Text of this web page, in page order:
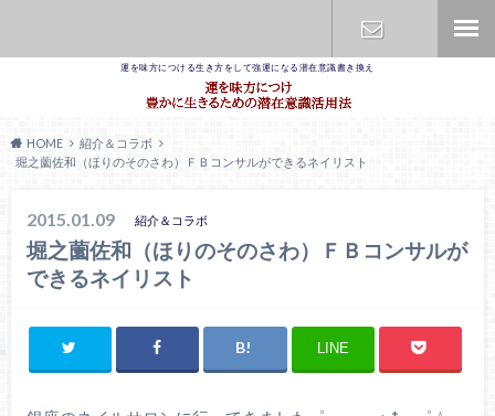
運を味方につける生き方をして強運になる潜在意識書き換え
HOME
紹介＆コラボ
堀之薗佐和（ほりのそのさわ）ＦＢコンサルができるネイリスト
2015.01.09 紹介＆コラボ
堀之薗佐和（ほりのそのさわ）ＦＢコンサルが
できるネイリスト
LINE